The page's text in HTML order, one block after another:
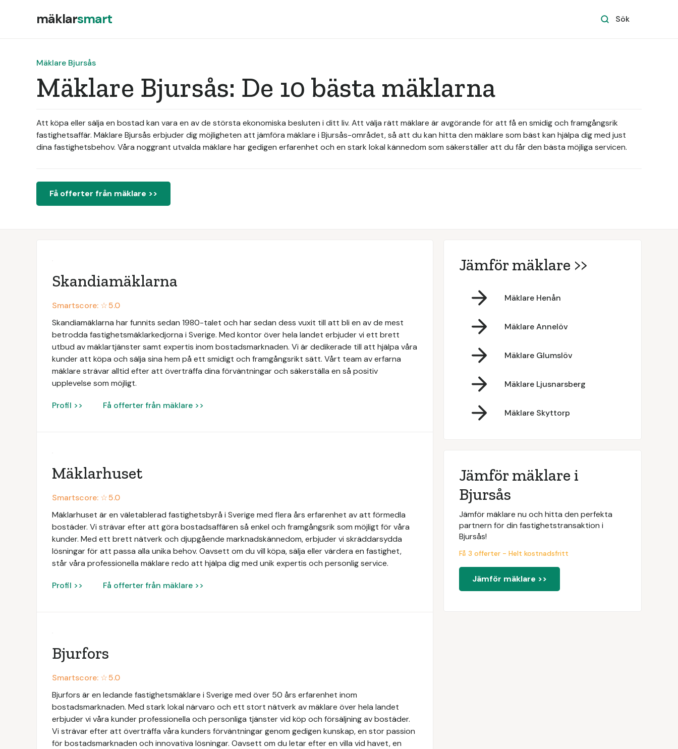
mäklarsmart Sök
Mäklare Bjursås
Mäklare Bjursås: De 10 bästa mäklarna
Att köpa eller sälja en bostad kan vara en av de största ekonomiska besluten i ditt liv. Att välja rätt mäklare är avgörande för att få en smidig och framgångsrik
fastighetsaffär. Mäklare Bjursås erbjuder dig möjligheten att jämföra mäklare i Bjursås-området, så att du kan hitta den mäklare som bäst kan hjälpa dig med just
dina fastighetsbehov. Våra noggrant utvalda mäklare har gedigen erfarenhet och en stark lokal kännedom som säkerställer att du får den bästa möjliga servicen.
Få offerter från mäklare >>
Skandiamäklarna
Smartscore: ☆5.0
Skandiamäklarna har funnits sedan 1980-talet och har sedan dess vuxit till att bli en av de mest
betrodda fastighetsmäklarkedjorna i Sverige. Med kontor över hela landet erbjuder vi ett brett
utbud av mäklartjänster samt expertis inom bostadsmarknaden. Vi är dedikerade till att hjälpa våra
kunder att köpa och sälja sina hem på ett smidigt och framgångsrikt sätt. Vårt team av erfarna
mäklare strävar alltid efter att överträffa dina förväntningar och säkerställa en så positiv
upplevelse som möjligt.
Profil >> Få offerter från mäklare >>
Mäklarhuset
Smartscore: ☆5.0
Mäklarhuset är en väletablerad fastighetsbyrå i Sverige med flera års erfarenhet av att förmedla
bostäder. Vi strävar efter att göra bostadsaffären så enkel och framgångsrik som möjligt för våra
kunder. Med ett brett nätverk och djupgående marknadskännedom, erbjuder vi skräddarsydda
lösningar för att passa alla unika behov. Oavsett om du vill köpa, sälja eller värdera en fastighet,
står våra professionella mäklare redo att hjälpa dig med unik expertis och personlig service.
Profil >> Få offerter från mäklare >>
Bjurfors
Smartscore: ☆5.0
Bjurfors är en ledande fastighetsmäklare i Sverige med över 50 års erfarenhet inom
bostadsmarknaden. Med stark lokal närvaro och ett stort nätverk av mäklare över hela landet
erbjuder vi våra kunder professionella och personliga tjänster vid köp och försäljning av bostäder.
Vi strävar efter att överträffa våra kunders förväntningar genom gedigen kunskap, en stor passion
för bostadsmarknaden och innovativa lösningar. Oavsett om du letar efter en villa vid havet, en
Jämför mäklare >>
Mäklare Henån
Mäklare Annelöv
Mäklare Glumslöv
Mäklare Ljusnarsberg
Mäklare Skyttorp
Jämför mäklare i
Bjursås
Jämför mäklare nu och hitta den perfekta
partnern för din fastighetstransaktion i
Bjursås!
Få 3 offerter - Helt kostnadsfritt
Jämför mäklare >>